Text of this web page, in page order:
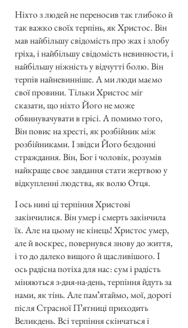
Ніхто з людей не переносив так глибоко й
так важко своїх терпінь, як Христос. Він
мав найбільшу свідомість про жах і злобу
гріха, і найбільшу свідомість невинности, і
найбільшу ніжність у відчутті болю. Він
терпів найневинніше. А ми люди маємо
свої провини. Тільки Христос міг
сказати, що ніхто Його не може
обвинувачувати в грісі. А помимо того,
Він повис на хресті, як розбійник між
розбійниками. І звідси Його бездонні
страждання. Він, Бог і чоловік, розумів
найкраще своє завдання стати жертвою у
відкупленні людства, як волю Отця.
І ось нині ці терпіння Христові
закінчилися. Він умер і смерть закінчила
їх. Але на цьому не кінець! Христос умер,
але й воскрес, повернувся знову до життя,
і то до далеко вищого й щасливішого. І
ось радісна потіха для нас: сум і радість
міняються з-дня-на-день, терпіння йдуть за
нами, як тінь. Але памʼятаймо, мої, дорогі
після Страсної Пʼятниці приходить
Великдень. Всі терпіння скінчаться і